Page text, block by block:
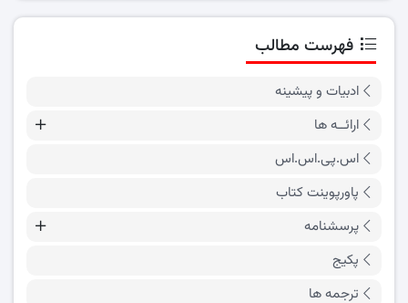
فهرست مطالب
ادبیات و پیشینه
ارائــه ها
اس.پی.اس.اس
پاورپوینت کتاب
پرسشنامه
پکیج
ترجمه ها